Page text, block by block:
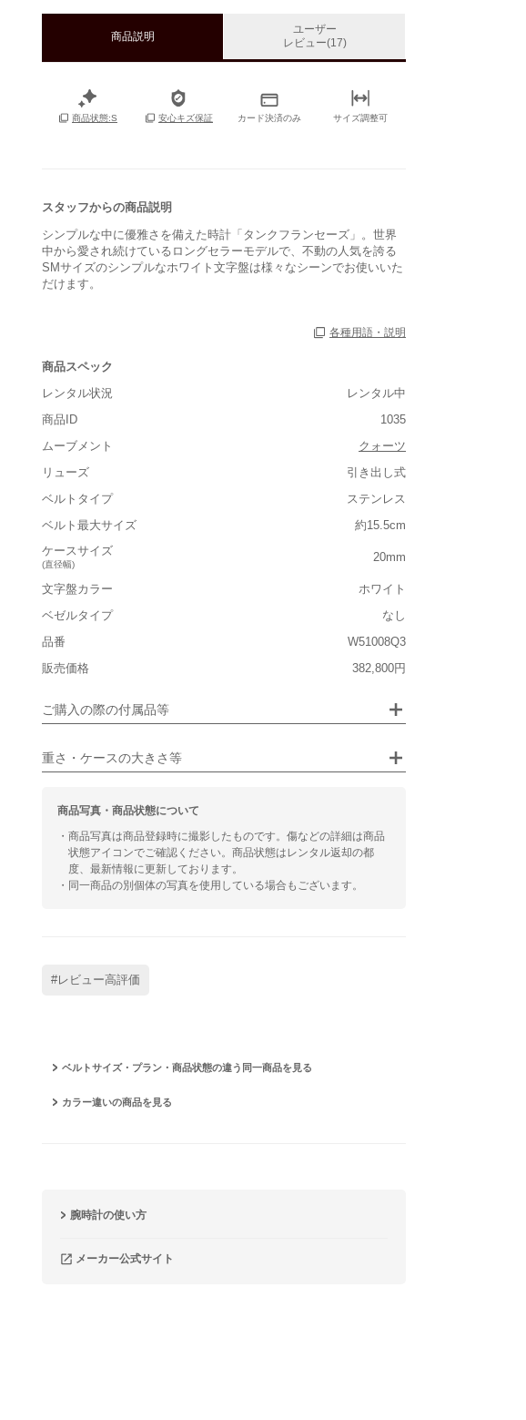
商品説明
ユーザー
レビュー(17)
商品状態:S 安心キズ保証 カード決済のみ サイズ調整可
スタッフからの商品説明
シンプルな中に優雅さを備えた時計「タンクフランセーズ」。世界
中から愛され続けているロングセラーモデルで、不動の人気を誇る
SMサイズのシンプルなホワイト文字盤は様々なシーンでお使いいた
だけます。
各種用語・説明
商品スペック
レンタル状況
レンタル中
商品ID
1035
ムーブメント
クォーツ
リューズ
引き出し式
ベルトタイプ
ステンレス
ベルト最大サイズ
約15.5cm
ケースサイズ
(直径幅)
20mm
文字盤カラー
ホワイト
ベゼルタイプ
なし
品番
W51008Q3
販売価格
382,800円
ご購入の際の付属品等
重さ・ケースの大きさ等
■重さ(ベルト込み)
■ケースの大きさ
小さい
■装飾感
カジュアル ビジネス
商品写真・商品状態について
・商品写真は商品登録時に撮影したものです。傷などの詳細は商品
状態アイコンでご確認ください。商品状態はレンタル返却の都
度、最新情報に更新しております。
・同一商品の別個体の写真を使用している場合もございます。
#レビュー高評価
ベルトサイズ・プラン・商品状態の違う同一商品を見る
カラー違いの商品を見る
腕時計の使い方
メーカー公式サイト